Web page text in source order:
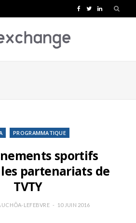
e
T
t
L
k
PROGRAMMATIQUE
sportifs
partenariats de
TVTY
UCHÔA-LEFEBVRE 10 JUIN 2016